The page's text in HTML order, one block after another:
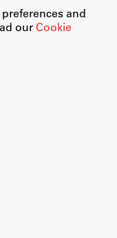
and
our Cookie